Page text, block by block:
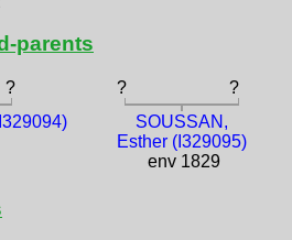
parents
? ?
?
SOUSSAN,
Esther (I329095)
env 1829